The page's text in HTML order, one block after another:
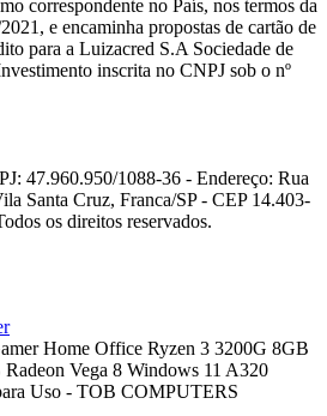
correspondente no País, nos termos da
e encaminha propostas de cartão de
para a Luizacred S.A Sociedade de
inscrita no CNPJ sob o nº
47.960.950/1088-36 - Endereço: Rua
Santa Cruz, Franca/SP - CEP 14.403-
os direitos reservados.
Home Office Ryzen 3 3200G 8GB
Vega 8 Windows 11 A320
Uso - TOB COMPUTERS